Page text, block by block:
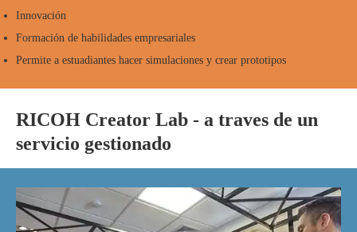
Innovación
Formación de habilidades empresariales
Permite a estuadiantes hacer simulaciones y crear prototipos
RICOH Creator Lab - a traves de un
servicio gestionado